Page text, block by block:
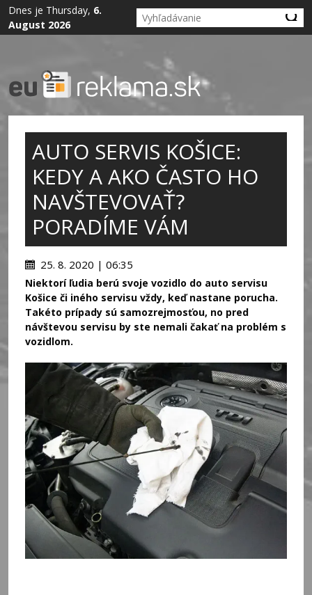
Dnes je Thursday, 6.
August 2026
AUTO SERVIS KOŠICE:
KEDY A AKO ČASTO HO
NAVŠTEVOVAŤ?
PORADÍME VÁM
25. 8. 2020 | 06:35
Niektorí ľudia berú svoje vozidlo do auto servisu
Košice či iného servisu vždy, keď nastane porucha.
Takéto prípady sú samozrejmosťou, no pred
návštevou servisu by ste nemali čakať na problém s
vozidlom.